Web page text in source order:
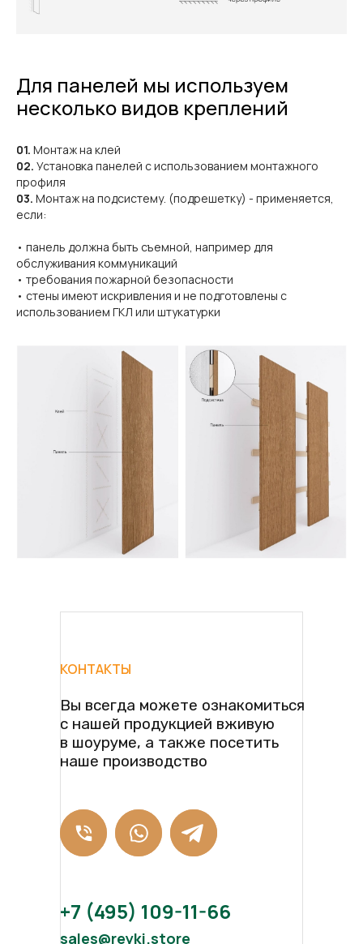
Для панелей мы используем
несколько видов креплений
01. Монтаж на клей
02. Установка панелей с использованием монтажного
профиля
03. Монтаж на подсистему. (подрешетку) - применяется,
если:
• панель должна быть съемной, например для
обслуживания коммуникаций
• требования пожарной безопасности
• стены имеют искривления и не подготовлены с
использованием ГКЛ или штукатурки
КОНТАКТЫ
Вы всегда можете ознакомиться
с нашей продукцией вживую
в шоуруме, а также посетить
наше производство
+7 (495) 109-11-66
sales@reyki.store